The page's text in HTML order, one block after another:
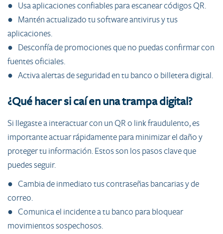
● Usa aplicaciones confiables para escanear códigos QR.
● Mantén actualizado tu software antivirus y tus
aplicaciones.
● Desconfía de promociones que no puedas confirmar con
fuentes oficiales.
● Activa alertas de seguridad en tu banco o billetera digital.
¿Qué hacer si caí en una trampa digital?
Si llegaste a interactuar con un QR o link fraudulento, es
importante actuar rápidamente para minimizar el daño y
proteger tu información. Estos son los pasos clave que
puedes seguir.
● Cambia de inmediato tus contraseñas bancarias y de
correo.
● Comunica el incidente a tu banco para bloquear
movimientos sospechosos.